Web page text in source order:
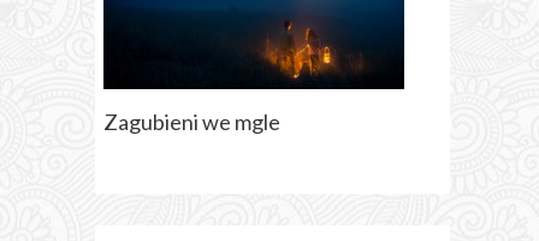
Zagubieni we mgle